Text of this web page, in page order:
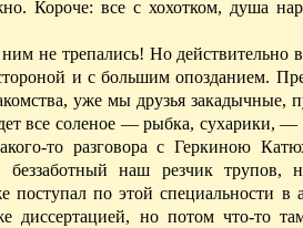
Короче: все с хохот­ком, душа
не трепались! Но действительно
и с боль­шим опозданием.
уже мы друзья за­ка­дычные,
все соленое — рыбка, сухарики, —
то разговора с Геркиною
беззаботный наш резчик трупов,
посту­пал по этой специальности в
диссертацией, но по­том что-то